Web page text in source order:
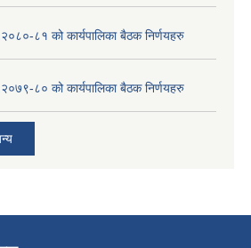
८१ को कार्यपालिका बैठक निर्णयहरु
८० को कार्यपालिका बैठक निर्णयहरु